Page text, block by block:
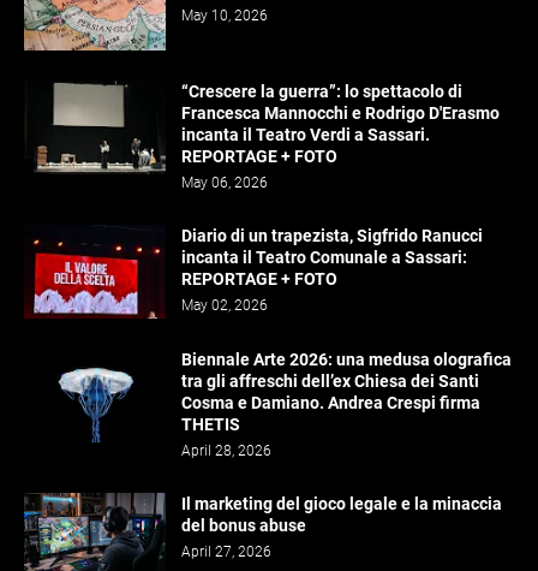
May 10, 2026
“Crescere la guerra”: lo spettacolo di
Francesca Mannocchi e Rodrigo D'Erasmo
incanta il Teatro Verdi a Sassari.
REPORTAGE + FOTO
May 06, 2026
Diario di un trapezista, Sigfrido Ranucci
incanta il Teatro Comunale a Sassari:
REPORTAGE + FOTO
May 02, 2026
Biennale Arte 2026: una medusa olografica
tra gli affreschi dell’ex Chiesa dei Santi
Cosma e Damiano. Andrea Crespi firma
THETIS
April 28, 2026
Il marketing del gioco legale e la minaccia
del bonus abuse
April 27, 2026